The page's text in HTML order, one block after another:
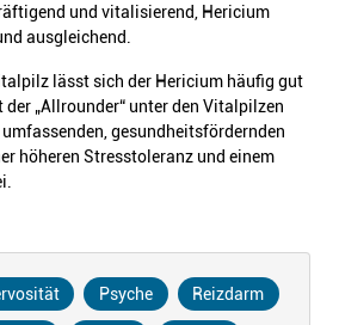
und vitalisierend, Hericium
ausgleichend.
lässt sich der Hericium häufig gut
„Allrounder“ unter den Vitalpilzen
gesundheitsfördernden
höheren Stresstoleranz und einem
Psyche Reizdarm